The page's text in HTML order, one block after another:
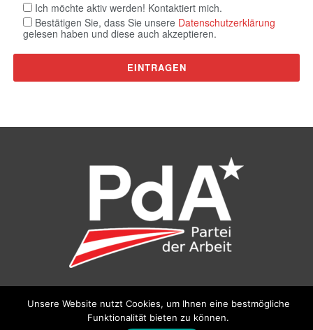
Ich möchte aktiv werden! Kontaktiert mich.
Bestätigen Sie, dass Sie unsere Datenschutzerklärung
gelesen haben und diese auch akzeptieren.
© Partei der Arbeit (PdA), Bundesbüro: Drorygasse 21, 1030
Wien, E‑Mail:pda@parteiderarbeit.at|Impressum
Unsere Website nutzt Cookies, um Ihnen eine bestmögliche
Funktionalität bieten zu können.